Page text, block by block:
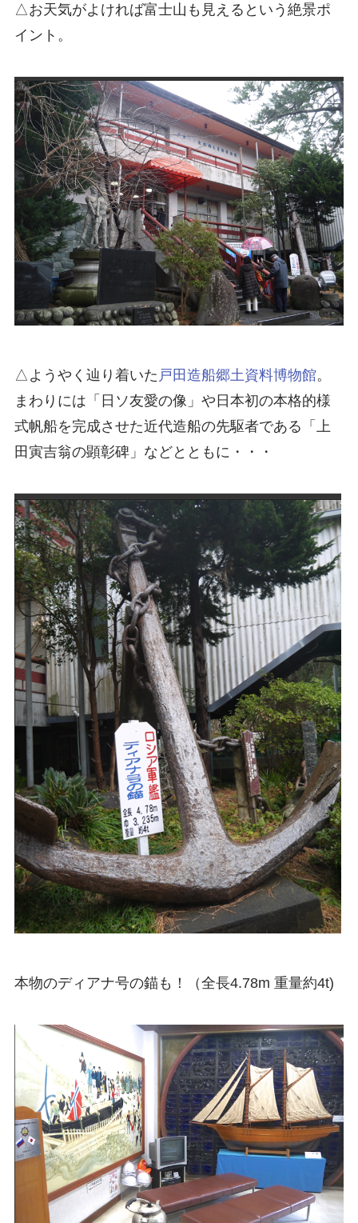
△お天気がよければ富士山も見えるという絶景ポ
イント。
△ようやく辿り着いた 戸田造船郷土資料博物館。
まわりには「日ソ友愛の像」や日本初の本格的様
式帆船を完成させた近代造船の先駆者である「上
田寅吉翁の顕彰碑」などとともに・・・
本物のディアナ号の錨も！（全長4.78m 重量約4t)